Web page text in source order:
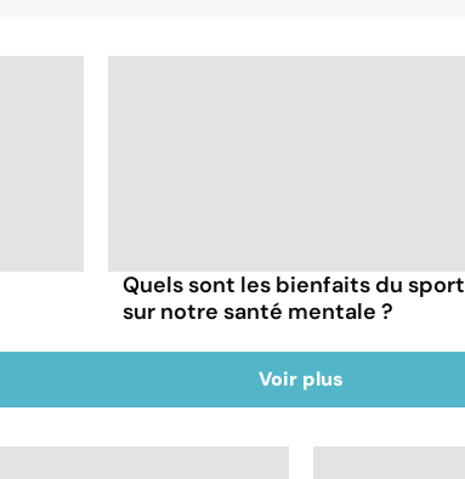
Quels sont les bienfaits du sport
sur notre santé mentale ?
Voir plus